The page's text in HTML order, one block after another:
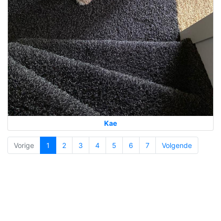
Kae
Vorige 1 2 3 4 5 6 7 Volgende